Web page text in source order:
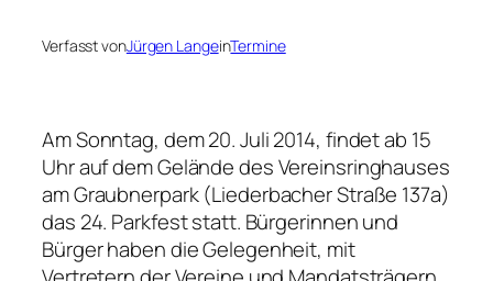
Verfasst vonJürgen LangeinTermine
Am Sonntag, dem 20. Juli 2014, findet ab 15
Uhr auf dem Gelände des Vereinsringhauses
am Graubnerpark (Liederbacher Straße 137a)
das 24. Parkfest statt. Bürgerinnen und
Bürger haben die Gelegenheit, mit